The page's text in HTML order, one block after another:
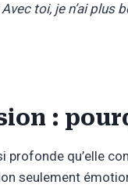
Avec toi, je n’ai plus
:
profonde qu’elle
seulement